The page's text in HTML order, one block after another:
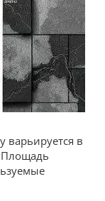
варьируется в
Площадь